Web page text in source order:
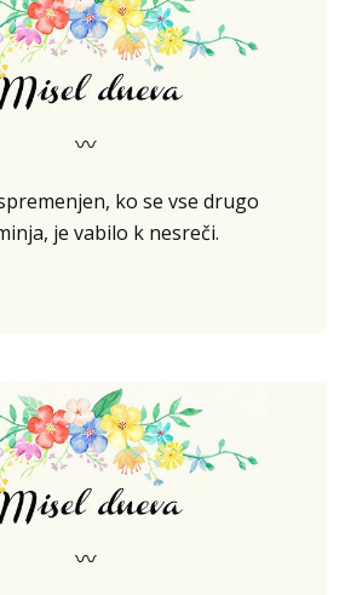
〰
ko se vse drugo
je vabilo k nesreči.
〰